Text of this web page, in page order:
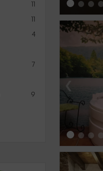
11
11
4
7
9 ‹